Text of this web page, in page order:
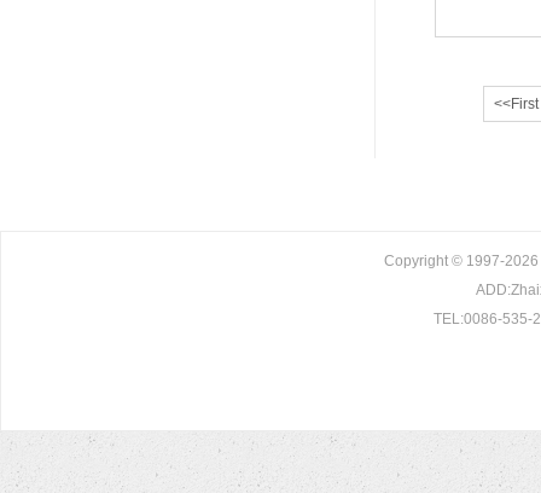
<<First
Copyright © 1997-2026
TEL:0086-535-